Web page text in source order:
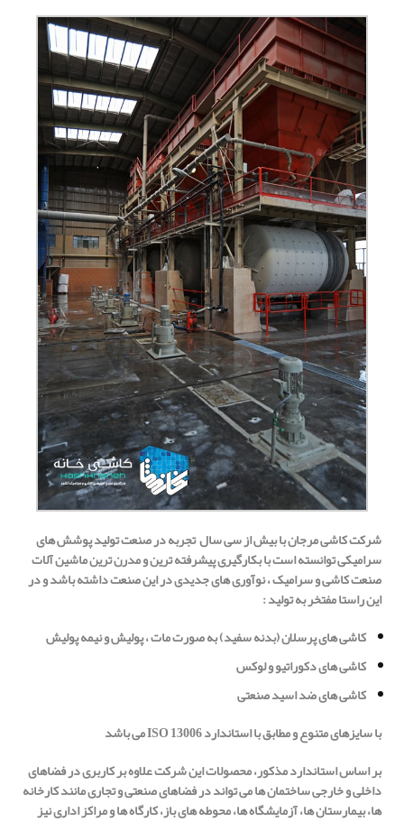
شرکت کاشی مرجان با بیش از سی سال تجربه در صنعت تولید پوشش های
سرامیکیتوانسته است با بکارگیری پیشرفته ترین و مدرن ترین ماشین آلات
صنعت کاشی و سرامیک ، نوآوری های جدیدی در این صنعت داشته باشد و در
این راستا مفتخر به تولید:
کاشی های پرسلان (بدنه سفید) به صورت مات ، پولیش و نیمه پولیش
کاشی های دکوراتیو و لوکس
کاشی های ضد اسید صنعتی
با سایزهای متنوع و مطابق با استانداردISO 13006می باشد
بر اساس استاندارد مذکور، محصولات این شرکت علاوه بر کاربری در فضاهای
داخلی و خارجی ساختمان ها می تواند در فضاهای صنعتی و تجاری مانند کارخانه
ها، بیمارستان ها، آزمایشگاه ها، محوطه های باز، کارگاه ها و مراکز اداری نیز